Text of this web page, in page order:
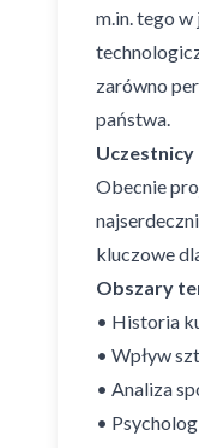
m.in. tego
zarówno
państwa.
Obecnie
kluczowe
Obszary
• Historia
• Wpływ
• Analiza
•